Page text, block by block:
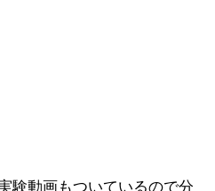
験動画もついているので分